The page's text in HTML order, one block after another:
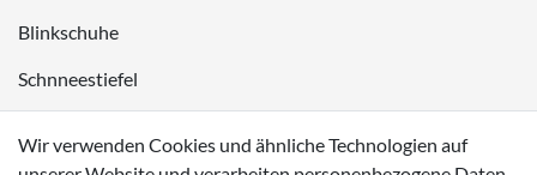
Blinkschuhe
Schnneestiefel
Wir verwenden Cookies und ähnliche Technologien auf